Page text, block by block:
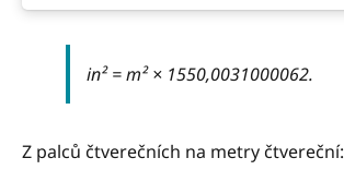
in² = m² × 1550,0031000062.
Z palců čtverečních na metry čtvereční: